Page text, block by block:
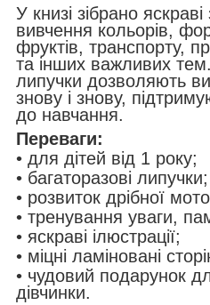
У книзі зібрано
вивчення кольорів,
фруктів, транспорту,
та інших важливих
липучки дозволяють
знову і знову,
до навчання.
Переваги:
• для дітей від 1 року;
• багаторазові липучки;
• розвиток дрібної
• тренування уваги,
• яскраві ілюстрації;
• міцні ламіновані
• чудовий подарунок
дівчинки.